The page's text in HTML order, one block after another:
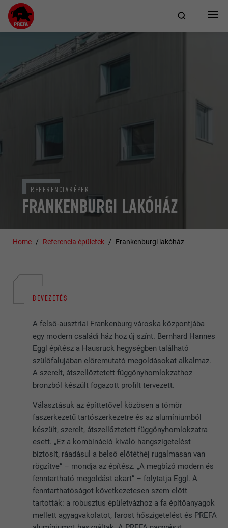
FRANKENBURGI LAKÓHÁZ
REFERENCIAKÉPEK
Home Referencia épületek Frankenburgi lakóház
BEVEZETÉS
A felső-ausztriai Frankenburg városka központjába
egy modern családi ház hoz új színt. Bernhard Hannes
Eggl építész a Hausruck hegységben található
szülőfalujában előremutató megoldásokat alkalmaz.
A szerelt, átszellőztetett függönyhomlokzathoz
bronzból készült fogazott profilt tervezett.
Választásuk az építtetővel közösen a tömör
faszerkezetű tartószerkezetre és az alumíniumból
készült, szerelt, átszellőztetett függönyhomlokzatra
esett. „Ez a kombináció kiváló hangszigetelést
biztosít, ráadásul a belső előtéthéj rugalmasan van
rögzítve“ – mondja az építész. „A megbízó modern és
fenntartható megoldást akart“ – folytatja Eggl. A
fenntarthatóságot következetesen szem előtt
tartották: a robusztus épületvázhoz a fa építőanyagok
mellett agyagvakolatot, farost hőszigetelést és PREFA